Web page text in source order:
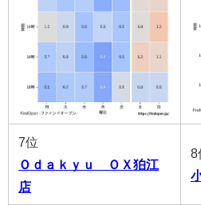
7位
Ｏｄａｋｙｕ ＯＸ狛江
店
8